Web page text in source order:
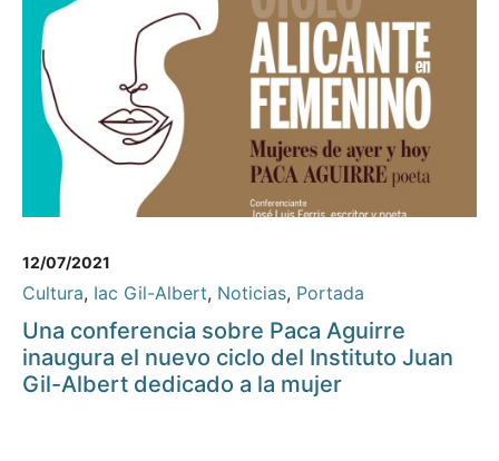
12/07/2021
Cultura, Iac Gil-Albert, Noticias, Portada
Una conferencia sobre Paca Aguirre
inaugura el nuevo ciclo del Instituto Juan
Gil-Albert dedicado a la mujer